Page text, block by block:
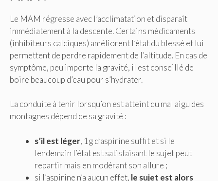
Le MAM régresse avec l’acclimatation et disparaît
immédiatement à la descente. Certains médicaments
(inhibiteurs calciques) améliorent l’état du blessé et lui
permettent de perdre rapidement de l’altitude. En cas de
symptôme, peu importe la gravité, il est conseillé de
boire beaucoup d’eau pour s’hydrater.
La conduite à tenir lorsqu’on est atteint du mal aigu des
montagnes dépend de sa gravité :
s’il est léger, 1g d’aspirine suffit et si le
lendemain l’état est satisfaisant le sujet peut
repartir mais en modérant son allure ;
si l’aspirine n’a aucun effet, le sujet est alors